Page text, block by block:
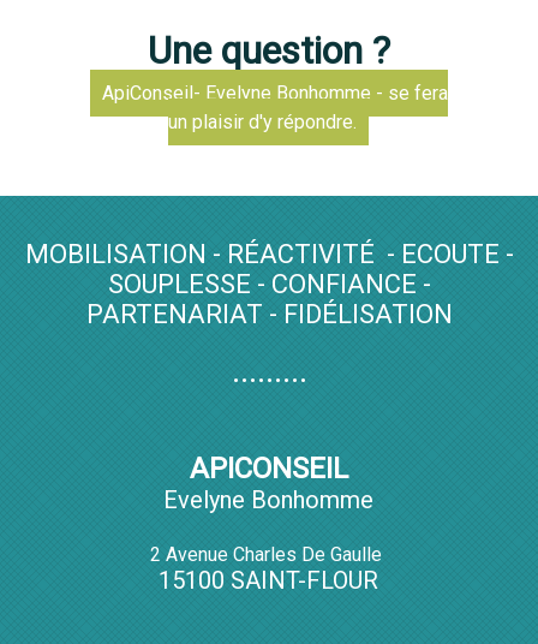
Une question ?
ApiConseil- Evelyne Bonhomme - se fera
un plaisir d'y répondre.
MOBILISATION - RÉACTIVITÉ - ECOUTE -
SOUPLESSE - CONFIANCE -
PARTENARIAT - FIDÉLISATION
.........
APICONSEIL
Evelyne Bonhomme
2 Avenue Charles De Gaulle
15100 SAINT-FLOUR